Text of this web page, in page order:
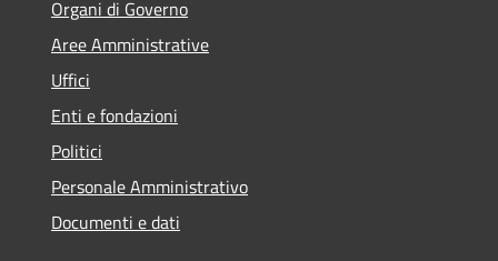
Organi di Governo
Aree Amministrative
Uffici
Enti e fondazioni
Politici
Personale Amministrativo
Documenti e dati